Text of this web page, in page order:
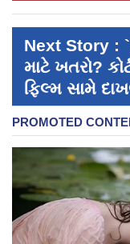
Next Story :
માટે ખતરો?
ફિલ્મ સામે